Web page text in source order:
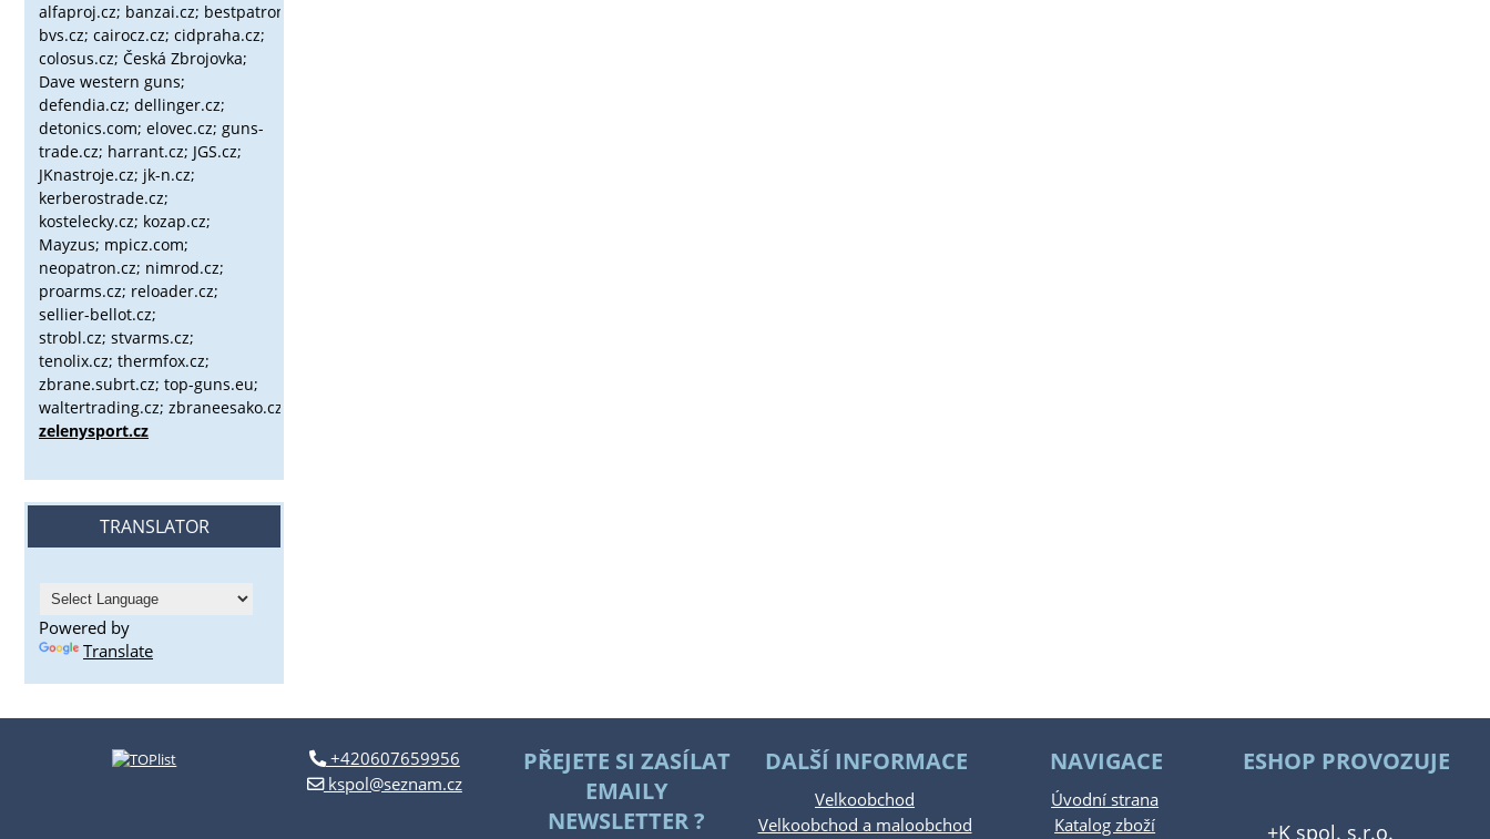
alfaproj.cz; banzai.cz; bestpatron.eu;
bvs.cz; cairocz.cz; cidpraha.cz;
colosus.cz; Česká Zbrojovka;
Dave western guns;
defendia.cz; dellinger.cz;
detonics.com; elovec.cz; guns-
trade.cz; harrant.cz; JGS.cz;
JKnastroje.cz; jk-n.cz;
kerberostrade.cz;
kostelecky.cz; kozap.cz;
Mayzus; mpicz.com;
neopatron.cz; nimrod.cz;
proarms.cz; reloader.cz;
sellier-bellot.cz;
strobl.cz; stvarms.cz;
tenolix.cz; thermfox.cz;
zbrane.subrt.cz; top-guns.eu;
waltertrading.cz; zbraneesako.cz;
zelenysport.cz
TRANSLATOR
Powered by
Translate
+420607659956
kspol@seznam.cz
PŘEJETE SI ZASÍLAT
EMAILY
NEWSLETTER ?
DALŠÍ INFORMACE
Velkoobchod
Velkoobchod a maloobchod
NAVIGACE
Úvodní strana
Katalog zboží
ESHOP PROVOZUJE
+K spol. s.r.o.